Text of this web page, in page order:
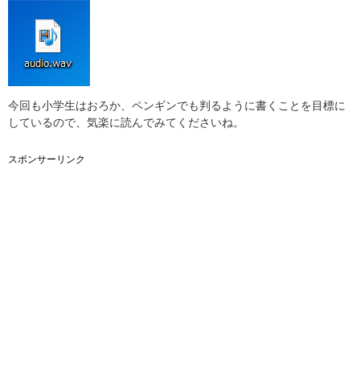
今回も小学生はおろか、ペンギンでも判るように書くことを目標に
しているので、気楽に読んでみてくださいね。
スポンサーリンク